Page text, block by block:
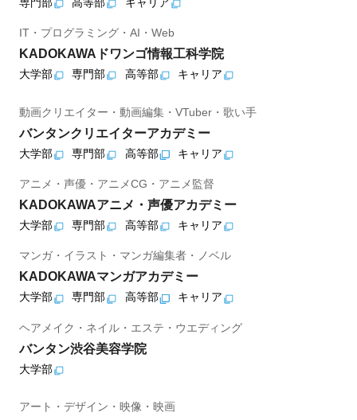
IT・プログラミング・AI・Web
KADOKAWAドワンゴ情報工科学院
大学部 専門部 高等部 キャリア
動画クリエイター・動画編集・VTuber・歌い手
バンタンクリエイターアカデミー
大学部 専門部 高等部 キャリア
アニメ・声優・アニメCG・アニメ監督
KADOKAWAアニメ・声優アカデミー
大学部 専門部 高等部 キャリア
マンガ・イラスト・マンガ編集者・ノベル
KADOKAWAマンガアカデミー
大学部 専門部 高等部 キャリア
ヘアメイク・ネイル・エステ・ウエディング
バンタン渋谷美容学院
大学部
アート・デザイン・映像・映画